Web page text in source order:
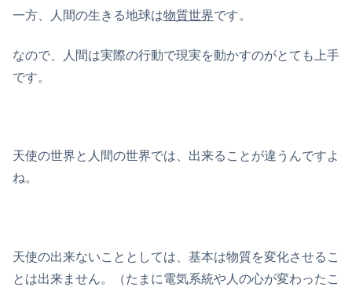
一方、人間の生きる地球は物質世界です。
なので、人間は実際の行動で現実を動かすのがとても上手
です。
天使の世界と人間の世界では、出来ることが違うんですよ
ね。
天使の出来ないこととしては、基本は物質を変化させるこ
とは出来ません。（たまに電気系統や人の心が変わったこ